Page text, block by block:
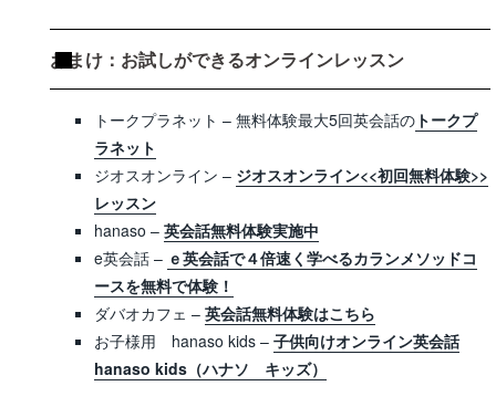
おまけ：お試しができるオンラインレッスン
トークプラネット – 無料体験最大5回英会話の トークプ
ラネット
ジオスオンライン – ジオスオンライン<<初回無料体験>>
レッスン
hanaso – 英会話無料体験実施中
e英会話 – ｅ英会話で４倍速く学べるカランメソッドコ
ースを無料で体験！
ダバオカフェ – 英会話無料体験はこちら
お子様用 hanaso kids – 子供向けオンライン英会話
hanaso kids（ハナソ キッズ）